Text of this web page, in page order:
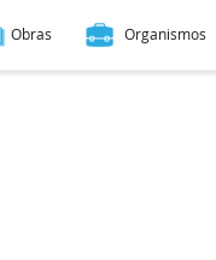
Obras Organismos